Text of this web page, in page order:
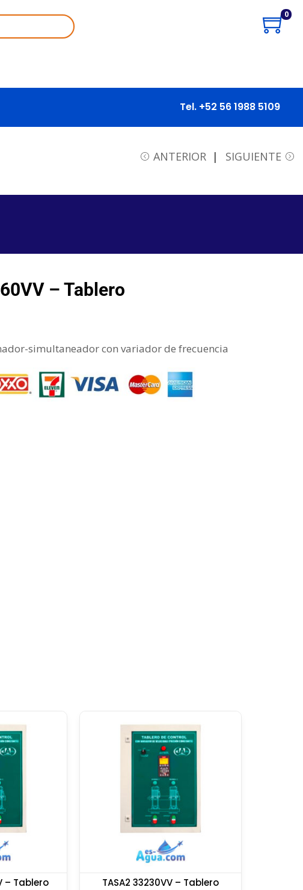
0
Tel. +52 56 1988 5109
ANTERIOR SIGUIENTE
– Tablero
simultaneador con variador de frecuencia
– Tablero TASA2 33230VV – Tablero